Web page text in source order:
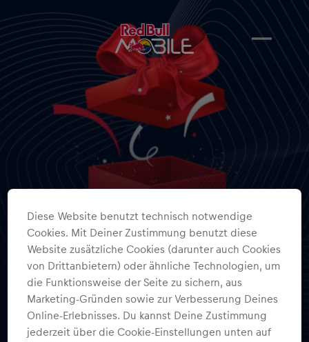
Diese Website benutzt technisch notwendige
Cookies. Mit Deiner Zustimmung benutzt diese
Website zusätzliche Cookies (darunter auch Cookies
von Drittanbietern) oder ähnliche Technologien, um
die Funktionsweise der Seite zu sichern, aus
Marketing-Gründen sowie zur Verbesserung Deines
Online-Erlebnisses. Du kannst Deine Zustimmung
jederzeit über die Cookie-Einstellungen unten auf